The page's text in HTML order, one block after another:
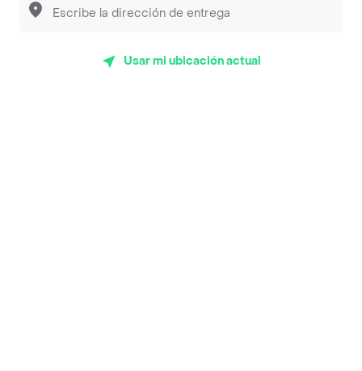
Desayunadero de la 42
Sopitas y Frijoladas
Usar mi ubicación actual